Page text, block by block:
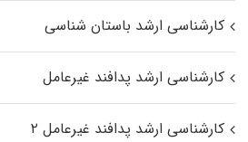
کارشناسی ارشد باستان شناسی
کارشناسی ارشد پدافند غیرعامل
کارشناسی ارشد پدافند غیرعامل ۲